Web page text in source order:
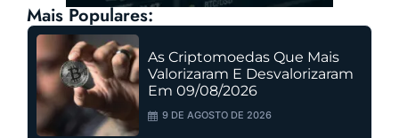
Mais Populares:
As Criptomoedas Que Mais
Valorizaram E Desvalorizaram
Em 09/08/2026
9 DE AGOSTO DE 2026